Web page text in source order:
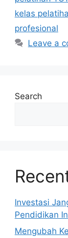
kelas
profesional
Leave a
Search
Investasi
Pendidikan
Mengubah